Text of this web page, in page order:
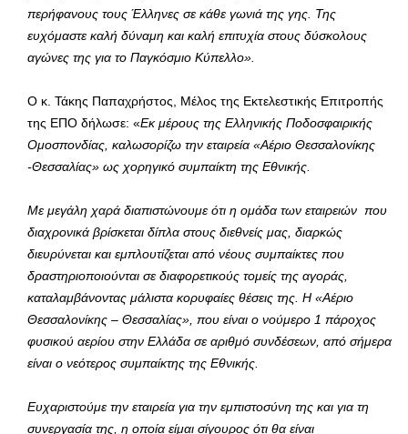
περήφανους τους Έλληνες σε κάθε γωνιά της γης. Της
ευχόμαστε καλή δύναμη και καλή επιτυχία στους δύσκολους
αγώνες της για το Παγκόσμιο Κύπελλο».
O κ. Τάκης Παπαχρήστος, Μέλος της Εκτελεστικής Επιτροπής
της ΕΠΟ δήλωσε: «Εκ μέρους της Ελληνικής Ποδοσφαιρικής
Ομοσπονδίας, καλωσορίζω την εταιρεία «Αέριο Θεσσαλονίκης
-Θεσσαλίας» ως χορηγικό συμπαίκτη της Εθνικής.
Με μεγάλη χαρά διαπιστώνουμε ότι η ομάδα των εταιρειών που
διαχρονικά βρίσκεται δίπλα στους διεθνείς μας, διαρκώς
διευρύνεται και εμπλουτίζεται από νέους συμπαίκτες που
δραστηριοποιούνται σε διαφορετικούς τομείς της αγοράς,
καταλαμβάνοντας μάλιστα κορυφαίες θέσεις της. Η «Αέριο
Θεσσαλονίκης – Θεσσαλίας», που είναι ο νούμερο 1 πάροχος
φυσικού αερίου στην Ελλάδα σε αριθμό συνδέσεων, από σήμερα
είναι ο νεότερος συμπαίκτης της Εθνικής.
Ευχαριστούμε την εταιρεία για την εμπιστοσύνη της και για τη
συνεργασία της, η οποία είμαι σίγουρος ότι θα είναι